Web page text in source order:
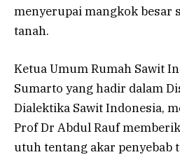
menyerupai mangkok besar
tanah.
Ketua Umum Rumah Sawit
Sumarto yang hadir dalam
Dialektika Sawit Indonesia,
Prof Dr Abdul Rauf
utuh tentang akar penyebab